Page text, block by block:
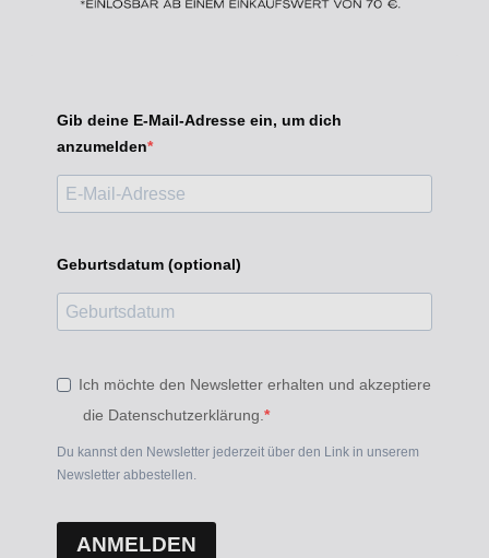
Gib deine E-Mail-Adresse ein, um dich
anzumelden
Geburtsdatum (optional)
Ich möchte den Newsletter erhalten und akzeptiere
die Datenschutzerklärung.
Du kannst den Newsletter jederzeit über den Link in unserem
Newsletter abbestellen.
ANMELDEN